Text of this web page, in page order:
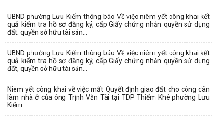
UBND phường Lưu Kiếm thông báo Về việc niêm yết công khai kết
quả kiểm tra hồ sơ đăng ký, cấp Giấy chứng nhận quyền sử dụng
đất, quyền sở hữu tài sản...
UBND phường Lưu Kiếm thông báo Về việc niêm yết công khai kết
quả kiểm tra hồ sơ đăng ký, cấp Giấy chứng nhận quyền sử dụng
đất, quyền sở hữu tài sản...
Niêm yết công khai về việc mất Quyết định giao đất cho công dân
làm nhà ở của ông Trịnh Văn Tài tại TDP Thiểm Khê phường Lưu
Kiếm